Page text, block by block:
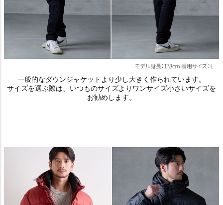
一般的なダウンジャケットより少し大きく作られています。
サイズを選ぶ際は、いつものサイズよりワンサイズ小さいサイズを
お勧めします。